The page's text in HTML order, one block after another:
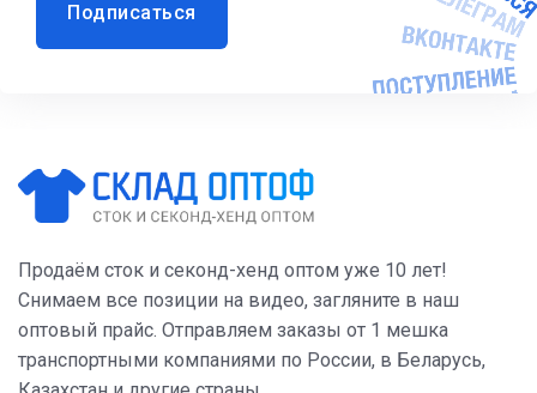
Подписаться
Продаём сток и секонд-хенд оптом уже 10 лет!
Снимаем все позиции на видео, загляните в наш
оптовый прайс. Отправляем заказы от 1 мешка
транспортными компаниями по России, в Беларусь,